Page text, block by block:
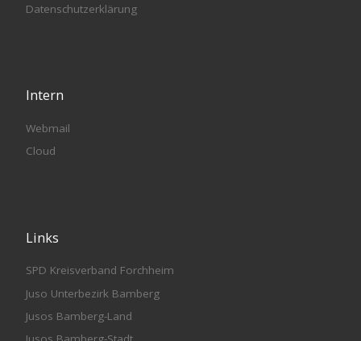
Datenschutzerklärung
Intern
Webmail
Cloud
Links
SPD Kreisverband Forchheim
Juso Unterbezirk Bamberg
Jusos Bamberg-Land